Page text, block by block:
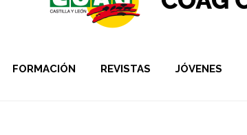
FORMACIÓN REVISTAS JÓVENES